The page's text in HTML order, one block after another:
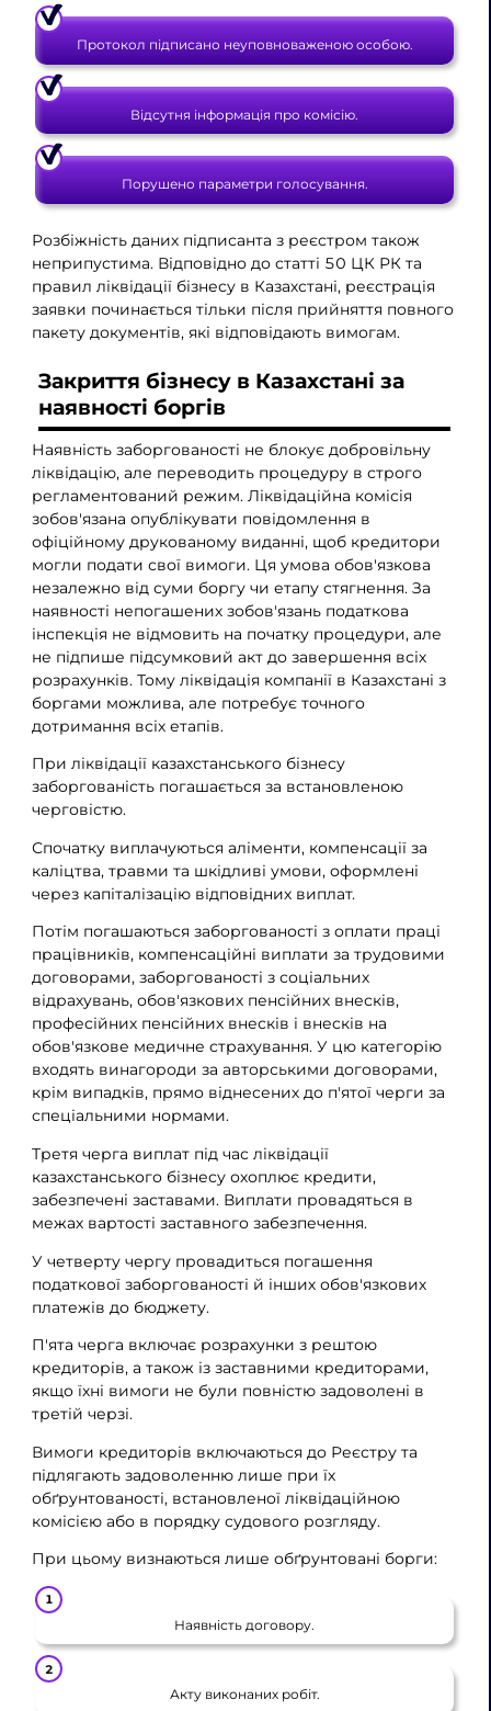
Протокол підписано неуповноваженою особою.
Відсутня інформація про комісію.
Порушено параметри голосування.
Розбіжність даних підписанта з реєстром також
неприпустима. Відповідно до статті 50 ЦК РК та
правил ліквідації бізнесу в Казахстані, реєстрація
заявки починається тільки після прийняття повного
пакету документів, які відповідають вимогам.
Закриття бізнесу в Казахстані за
наявності боргів
Наявність заборгованості не блокує добровільну
ліквідацію, але переводить процедуру в строго
регламентований режим. Ліквідаційна комісія
зобов'язана опублікувати повідомлення в
офіційному друкованому виданні, щоб кредитори
могли подати свої вимоги. Ця умова обов'язкова
незалежно від суми боргу чи етапу стягнення. За
наявності непогашених зобов'язань податкова
інспекція не відмовить на початку процедури, але
не підпише підсумковий акт до завершення всіх
розрахунків. Тому ліквідація компанії в Казахстані з
боргами можлива, але потребує точного
дотримання всіх етапів.
При ліквідації казахстанського бізнесу
заборгованість погашається за встановленою
черговістю.
Спочатку виплачуються аліменти, компенсації за
каліцтва, травми та шкідливі умови, оформлені
через капіталізацію відповідних виплат.
Потім погашаються заборгованості з оплати праці
працівників, компенсаційні виплати за трудовими
договорами, заборгованості з соціальних
відрахувань, обов'язкових пенсійних внесків,
професійних пенсійних внесків і внесків на
обов'язкове медичне страхування. У цю категорію
входять винагороди за авторськими договорами,
крім випадків, прямо віднесених до п'ятої черги за
спеціальними нормами.
Третя черга виплат під час ліквідації
казахстанського бізнесу охоплює кредити,
забезпечені заставами. Виплати провадяться в
межах вартості заставного забезпечення.
У четверту чергу провадиться погашення
податкової заборгованості й інших обов'язкових
платежів до бюджету.
П'ята черга включає розрахунки з рештою
кредиторів, а також із заставними кредиторами,
якщо їхні вимоги не були повністю задоволені в
третій черзі.
Вимоги кредиторів включаються до Реєстру та
підлягають задоволенню лише при їх
обґрунтованості, встановленої ліквідаційною
комісією або в порядку судового розгляду.
При цьому визнаються лише обґрунтовані борги:
Наявність договору.
Акту виконаних робіт.